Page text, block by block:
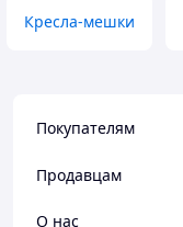
Кресла-мешки
Покупателям
Продавцам
О нас